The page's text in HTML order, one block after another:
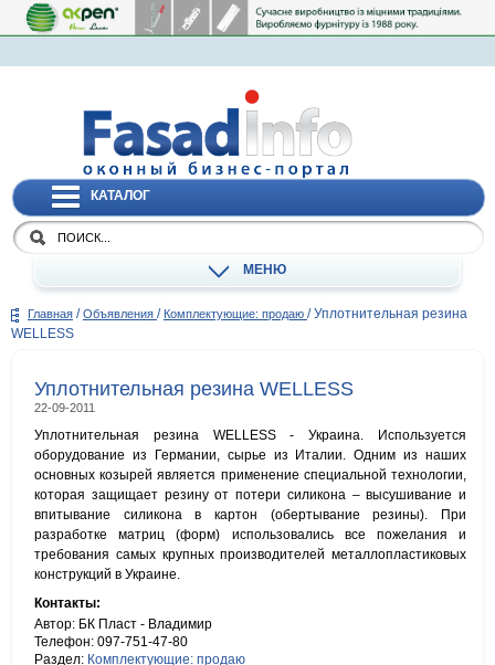
КАТАЛОГ
МЕНЮ
Главная / Объявления / Комплектующие: продаю / Уплотнительная резина
WELLESS
Уплотнительная резина WELLESS
22-09-2011
Уплотнительная резина WELLESS - Украина. Используется
оборудование из Германии, сырье из Италии. Одним из наших
основных козырей является применение специальной технологии,
которая защищает резину от потери силикона – высушивание и
впитывание силикона в картон (обертывание резины). При
разработке матриц (форм) использовались все пожелания и
требования самых крупных производителей металлопластиковых
конструкций в Украине.
Контакты:
Автор: БК Пласт - Владимир
Телефон: 097-751-47-80
Раздел: Комплектующие: продаю